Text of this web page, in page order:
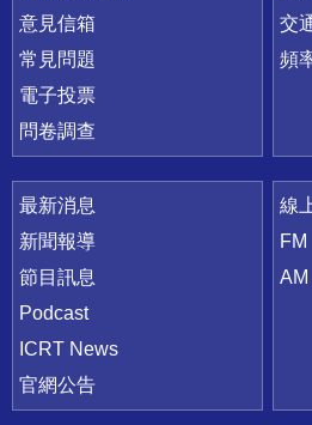
意見信箱
常見問題
電子投票
問卷調查
交
頻
最新消息
新聞報導
節目訊息
Podcast
ICRT News
官網公告
線
FM
AM